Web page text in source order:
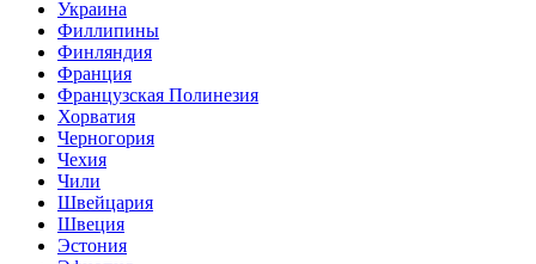
Украина
Филлипины
Финляндия
Франция
Французская Полинезия
Хорватия
Черногория
Чехия
Чили
Швейцария
Швеция
Эстония